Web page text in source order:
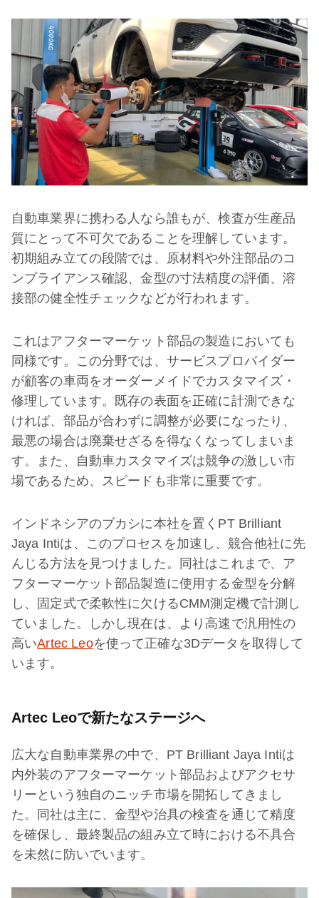
自動車業界に携わる人なら誰もが、検査が生産品
質にとって不可欠であることを理解しています。
初期組み立ての段階では、原材料や外注部品のコ
ンプライアンス確認、金型の寸法精度の評価、溶
接部の健全性チェックなどが行われます。
これはアフターマーケット部品の製造においても
同様です。この分野では、サービスプロバイダー
が顧客の車両をオーダーメイドでカスタマイズ・
修理しています。既存の表面を正確に計測できな
ければ、部品が合わずに調整が必要になったり、
最悪の場合は廃棄せざるを得なくなってしまいま
す。また、自動車カスタマイズは競争の激しい市
場であるため、スピードも非常に重要です。
インドネシアのブカシに本社を置くPT Brilliant
Jaya Intiは、このプロセスを加速し、競合他社に先
んじる方法を見つけました。同社はこれまで、ア
フターマーケット部品製造に使用する金型を分解
し、固定式で柔軟性に欠けるCMM測定機で計測し
ていました。しかし現在は、より高速で汎用性の
高いArtec Leoを使って正確な3Dデータを取得して
います。
Artec Leoで新たなステージへ
広大な自動車業界の中で、PT Brilliant Jaya Intiは
内外装のアフターマーケット部品およびアクセサ
リーという独自のニッチ市場を開拓してきまし
た。同社は主に、金型や治具の検査を通じて精度
を確保し、最終製品の組み立て時における不具合
を未然に防いでいます。